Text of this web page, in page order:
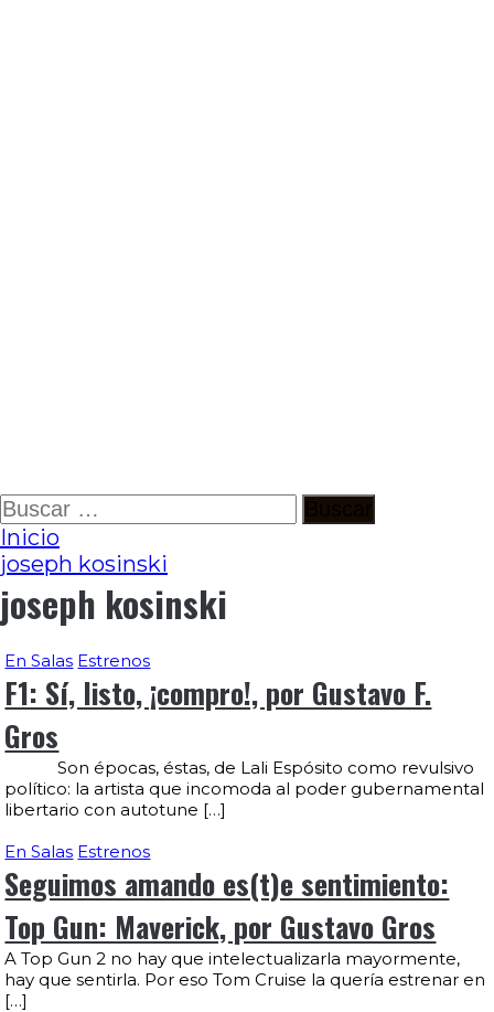
Ir
al
contenido
Buscar:
Inicio
joseph kosinski
joseph kosinski
En Salas Estrenos
F1: Sí, listo, ¡compro!, por Gustavo F.
Gros
Son épocas, éstas, de Lali Espósito como revulsivo
político: la artista que incomoda al poder gubernamental
libertario con autotune […]
En Salas Estrenos
Seguimos amando es(t)e sentimiento:
Top Gun: Maverick, por Gustavo Gros
A Top Gun 2 no hay que intelectualizarla mayormente,
hay que sentirla. Por eso Tom Cruise la quería estrenar en
[…]